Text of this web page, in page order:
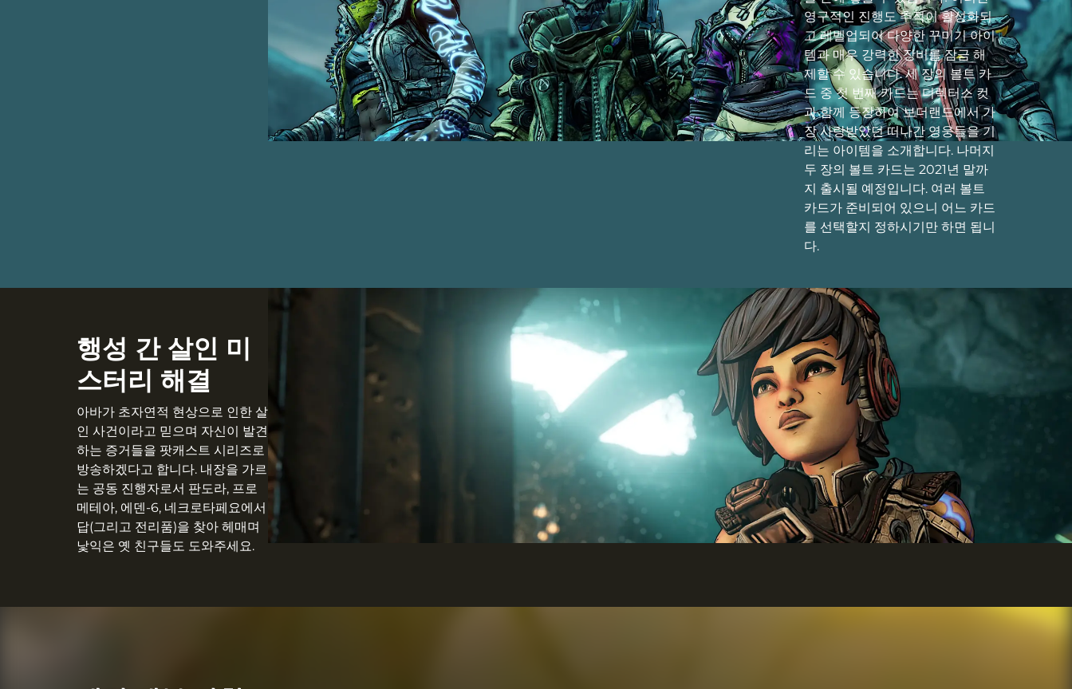
영구적인 진행도 추적이 활성화되
고 레벨업되어 다양한 꾸미기 아이
템과 매우 강력한 장비를 잠금 해
제할 수 있습니다. 세 장의 볼트 카
드 중 첫 번째 카드는 디렉터스 컷
과 함께 등장하여 보더랜드에서 가
장 사랑받았던 떠나간 영웅들을 기
리는 아이템을 소개합니다. 나머지
두 장의 볼트 카드는 2021년 말까
지 출시될 예정입니다. 여러 볼트
카드가 준비되어 있으니 어느 카드
를 선택할지 정하시기만 하면 됩니
다.
행성 간 살인 미
스터리 해결
아바가 초자연적 현상으로 인한 살
인 사건이라고 믿으며 자신이 발견
하는 증거들을 팟캐스트 시리즈로
방송하겠다고 합니다. 내장을 가르
는 공동 진행자로서 판도라, 프로
메테아, 에덴-6, 네크로타페요에서
답(그리고 전리품)을 찾아 헤매며
낯익은 옛 친구들도 도와주세요.